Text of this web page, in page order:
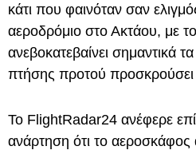
κάτι που φαινόταν σαν
αεροδρόμιο στο Ακτάου, με
ανεβοκατεβαίνει σημαντικά
πτήσης προτού
Το FlightRadar24 ανέφερε
ανάρτηση ότι το αεροσκάφος